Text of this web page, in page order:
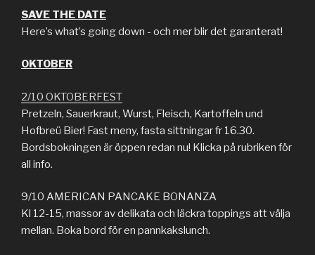
SAVE THE DATE
Here’s what’s going down - och mer blir det garanterat!
OKTOBER
2/10 OKTOBERFEST
Pretzeln, Sauerkraut, Wurst, Fleisch, Kartoffeln und
Hofbreü Bier! Fast meny, fasta sittningar fr 16.30.
Bordsbokningen är öppen redan nu! Klicka på rubriken för
all info.
9/10 AMERICAN PANCAKE BONANZA
Kl 12-15, massor av delikata och läckra toppings att välja
mellan. Boka bord för en pannkakslunch.